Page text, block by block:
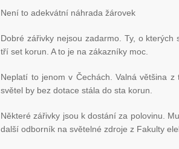
Není to adekvátní náhrada žárovek
Dobré zářivky nejsou zadarmo. Ty, o
tří set korun. A to je na zákazníky moc.
Neplatí to jenom v Čechách. Valná většina
světel by bez dotace stála do sta korun.
Některé zářivky jsou k dostání za polovinu.
další odborník na světelné zdroje z Fakulty